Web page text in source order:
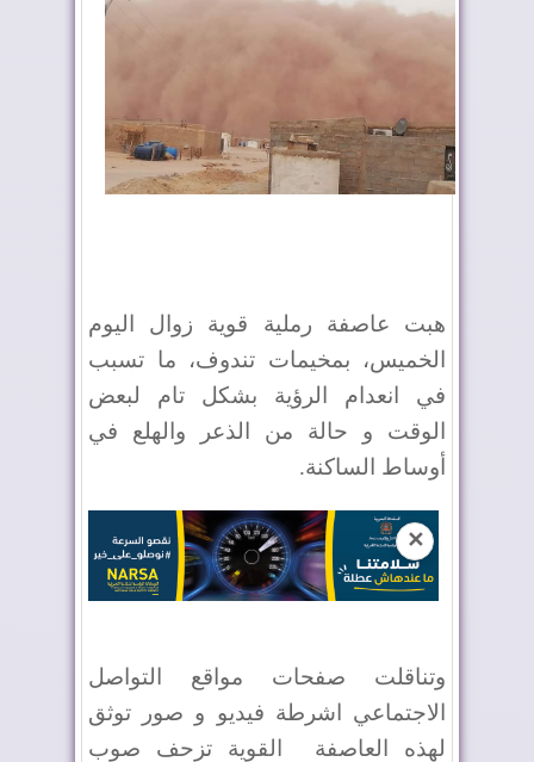
هبت عاصفة رملية قوية زوال اليوم
الخميس، بمخيمات تندوف، ما تسبب
في انعدام الرؤية بشكل تام لبعض
الوقت و حالة من الذعر والهلع في
أوساط الساكنة.
✕
وتناقلت صفحات مواقع التواصل
الاجتماعي اشرطة فيديو و صور توثق
لهذه العاصفة
القوية تزحف صوب